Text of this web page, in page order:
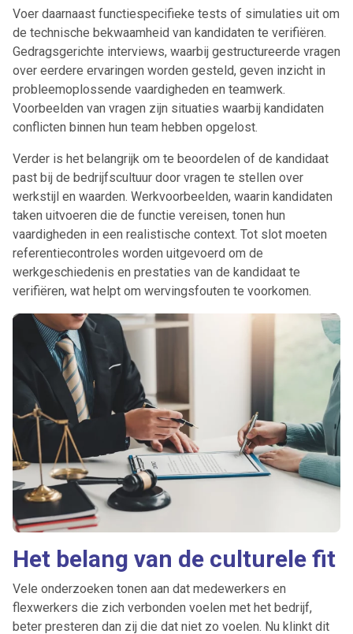
Voer daarnaast functiespecifieke tests of simulaties uit om
de technische bekwaamheid van kandidaten te verifiëren.
Gedragsgerichte interviews, waarbij gestructureerde vragen
over eerdere ervaringen worden gesteld, geven inzicht in
probleemoplossende vaardigheden en teamwerk.
Voorbeelden van vragen zijn situaties waarbij kandidaten
conflicten binnen hun team hebben opgelost.
Verder is het belangrijk om te beoordelen of de kandidaat
past bij de bedrijfscultuur door vragen te stellen over
werkstijl en waarden. Werkvoorbeelden, waarin kandidaten
taken uitvoeren die de functie vereisen, tonen hun
vaardigheden in een realistische context. Tot slot moeten
referentiecontroles worden uitgevoerd om de
werkgeschiedenis en prestaties van de kandidaat te
verifiëren, wat helpt om wervingsfouten te voorkomen.
Het belang van de culturele fit
Vele onderzoeken tonen aan dat medewerkers en
flexwerkers die zich verbonden voelen met het bedrijf,
beter presteren dan zij die dat niet zo voelen. Nu klinkt dit